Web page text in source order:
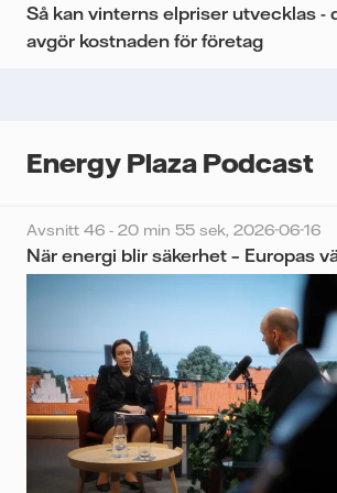
Så kan vinterns elpriser utvecklas -
avgör kostnaden för företag
Energy Plaza Podcast
Avsnitt 46 - 20 min 55 sek, 2026-06-16
När energi blir säkerhet – Europas